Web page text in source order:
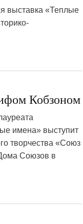
выставка «Теплые
Кобзоном
имена» выступит
творчества «Союз
Союзов в